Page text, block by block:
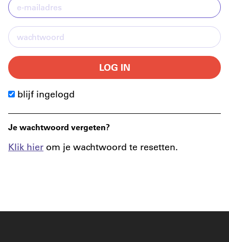
LOG IN
blijf ingelogd
Je wachtwoord vergeten?
Klik hier om je wachtwoord te resetten.